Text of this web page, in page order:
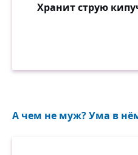
Хранит струю
А чем не муж? Ума в